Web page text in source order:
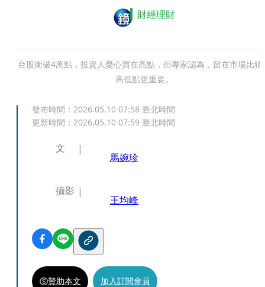
財經理財
台股衝破4萬點，投資人憂心買在高點，但專家認為，留在市場比猜
高低點更重要。
發布時間： 2026.05.10 07:58 臺北時間
更新時間： 2026.05.10 07:59 臺北時間
文
馬婉珍
攝影
王均峰
贊助本文 加入訂閱會員